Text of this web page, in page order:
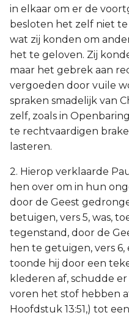
in elkaar om er de
besloten het zelf niet
wat zij konden om
het te geloven. Zij
maar het gebrek aan
vergoeden door vuile
spraken smadelijk van
zelf, zoals in
te rechtvaardigen
lasteren.
2. Hierop verklaarde
hen over om in hun
door de Geest
betuigen, vers 5, was,
tegenstand, door de
hen te getuigen, vers
toonde hij door een
klederen af, schudde
voren het stof hebben
Hoofdstuk 13:51,) tot